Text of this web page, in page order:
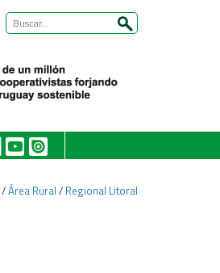
/Área Rural / Regional Litoral